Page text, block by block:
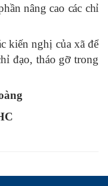
nâng cao các chỉ
kiến nghị của xã để
đạo, tháo gỡ trong